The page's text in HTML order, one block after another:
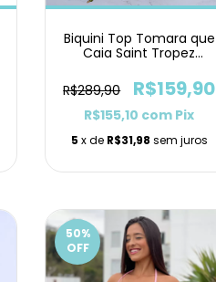
Biquini Top Tomara que
Caia Saint Tropez
R$289,90
R$159,90
R$155,10 com Pix
5 x de R$31,98 sem juros
50%
OFF